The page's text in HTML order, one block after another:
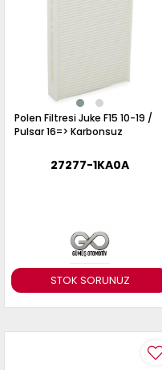
STOK SORUNUZ
Polen Filtresi Juke F15 10-19 /
Pulsar 16=> Karbonsuz
27277-1KA0A